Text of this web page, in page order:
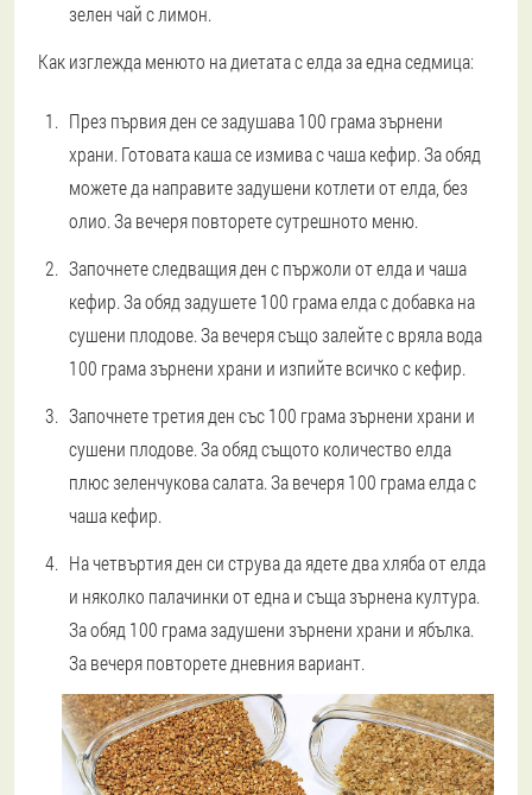
зелен чай с лимон.
Как изглежда менюто на диетата с елда за една седмица:
През първия ден се задушава 100 грама зърнени
храни. Готовата каша се измива с чаша кефир. За обяд
можете да направите задушени котлети от елда, без
олио. За вечеря повторете сутрешното меню.
Започнете следващия ден с пържоли от елда и чаша
кефир. За обяд задушете 100 грама елда с добавка на
сушени плодове. За вечеря също залейте с вряла вода
100 грама зърнени храни и изпийте всичко с кефир.
Започнете третия ден със 100 грама зърнени храни и
сушени плодове. За обяд същото количество елда
плюс зеленчукова салата. За вечеря 100 грама елда с
чаша кефир.
На четвъртия ден си струва да ядете два хляба от елда
и няколко палачинки от една и съща зърнена култура.
За обяд 100 грама задушени зърнени храни и ябълка.
За вечеря повторете дневния вариант.